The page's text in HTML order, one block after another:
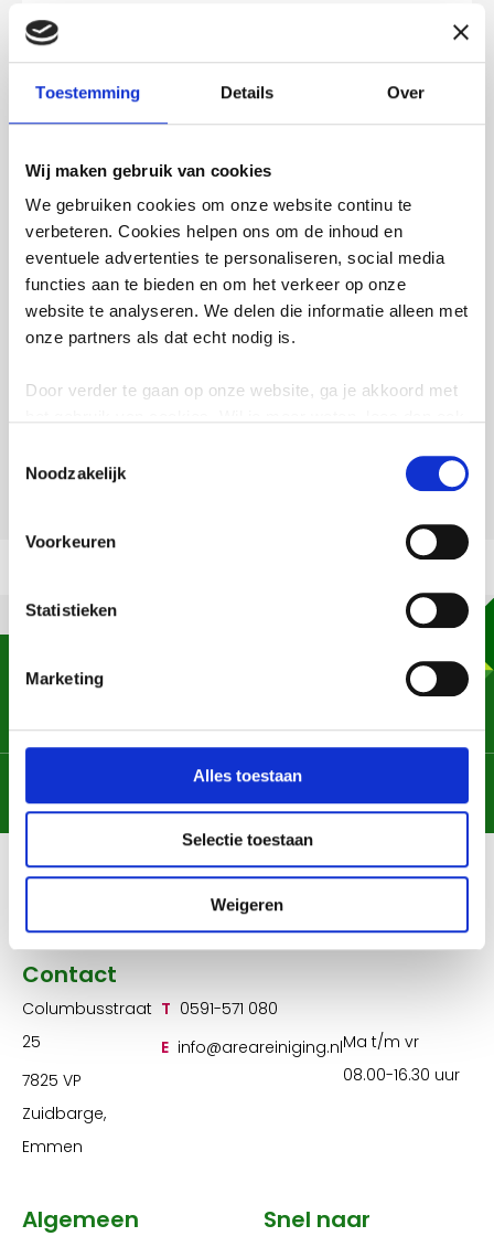
Toestemming Details Over
Wij maken gebruik van cookies
We gebruiken cookies om onze website continu te
verbeteren. Cookies helpen ons om de inhoud en
eventuele advertenties te personaliseren, social media
functies aan te bieden en om het verkeer op onze
website te analyseren. We delen die informatie alleen met
onze partners als dat echt nodig is.
Door verder te gaan op onze website, ga je akkoord met
Noodzakelijk
Voorkeuren
Statistieken
Marketing
Alles toestaan
Selectie toestaan
Weigeren
palen, hagen, auto's of schuttingen.
Deksel dicht:
zorg dat het deksel
goed gesloten is. Zo kan de wagen
Binnenzak:gebruik je een
binnenzak? Sla de randen naar
binnen bij het aanbieden.
Gewicht:je container voor restafval
of GFT mag níet zwaarder zijn dan
80 kilo.
Op deze manier kan de inzamelwagen
je container makkelijk oppakken én
legen.
Heb je een vraag, opmerking of wil je iets
melden? Laat het ons weten, we helpen je
Contact
Columbusstraat
25
7825 VP
Zuidbarge,
Emmen
T 0591-571 080
E info@areareiniging.nlMa t/m vr
08.00-16.30 uur
Algemeen Snel naar